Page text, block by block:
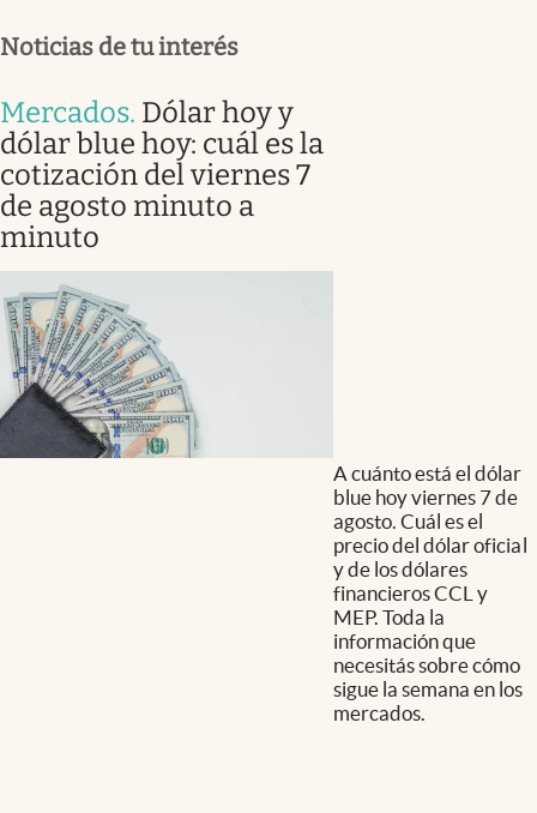
Noticias de tu interés
Mercados. Dólar hoy y
dólar blue hoy: cuál es la
cotización del viernes 7
de agosto minuto a
minuto
A cuánto está el dólar
blue hoy viernes 7 de
agosto. Cuál es el
precio del dólar oficial
y de los dólares
financieros CCL y
MEP. Toda la
información que
necesitás sobre cómo
sigue la semana en los
mercados.